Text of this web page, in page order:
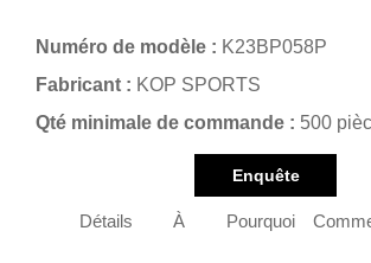
Numéro de modèle : K23BP058P
Fabricant : KOP SPORTS
Qté minimale de commande : 500
Enquête
Détails À Pourquoi